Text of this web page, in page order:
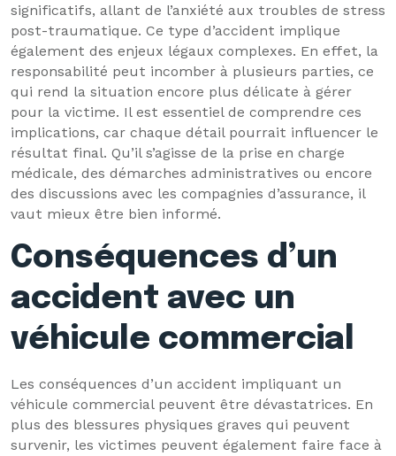
significatifs, allant de l’anxiété aux troubles de stress
post-traumatique. Ce type d’accident implique
également des enjeux légaux complexes. En effet, la
responsabilité peut incomber à plusieurs parties, ce
qui rend la situation encore plus délicate à gérer
pour la victime. Il est essentiel de comprendre ces
implications, car chaque détail pourrait influencer le
résultat final. Qu’il s’agisse de la prise en charge
médicale, des démarches administratives ou encore
des discussions avec les compagnies d’assurance, il
vaut mieux être bien informé.
Conséquences d’un
accident avec un
véhicule commercial
Les conséquences d’un accident impliquant un
véhicule commercial peuvent être dévastatrices. En
plus des blessures physiques graves qui peuvent
survenir, les victimes peuvent également faire face à